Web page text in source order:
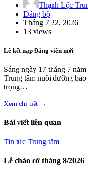
Thạnh Lộc
Đảng bộ
Tháng 7 22, 2026
13 views
Lễ kết nạp Đảng viên mới
Sáng ngày 17 tháng 7
Trung tâm nuôi dưỡng
trọng…
Bài viết liên quan
Tin tức Trung tâm
Lễ chào cờ tháng 8/2026